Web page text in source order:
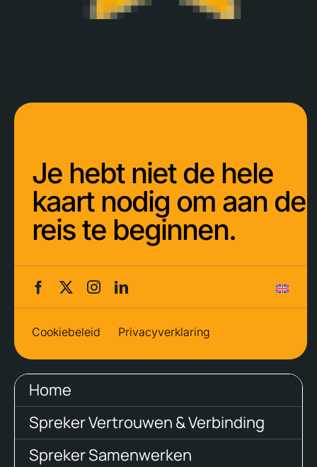
Je hebt niet de hele
kaart nodig om aan de
reis te beginnen.
Cookiebeleid Privacyverklaring
Home
Spreker Vertrouwen & Verbinding
Spreker Samenwerken